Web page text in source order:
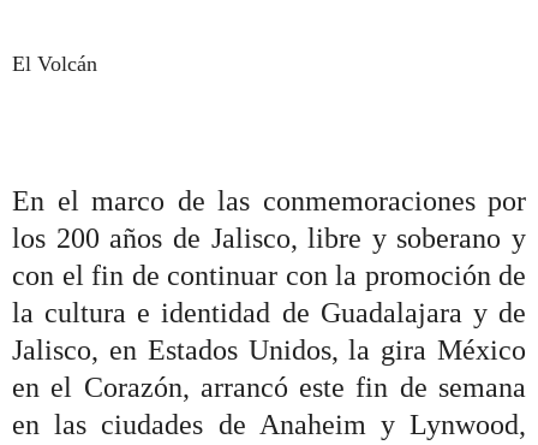
El Volcán
En el marco de las conmemoraciones por
los 200 años de Jalisco, libre y soberano y
con el fin de continuar con la promoción de
la cultura e identidad de Guadalajara y de
Jalisco, en Estados Unidos, la gira México
en el Corazón, arrancó este fin de semana
en las ciudades de Anaheim y Lynwood,